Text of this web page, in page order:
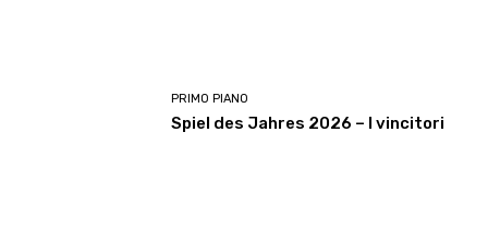
PRIMO PIANO
Spiel des Jahres 2026 – I vincitori